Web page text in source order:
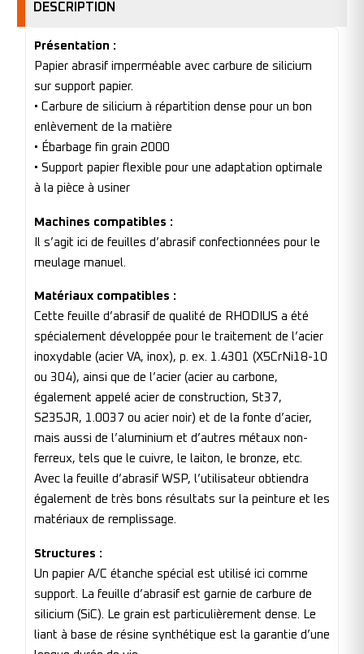
DESCRIPTION
Présentation :
Papier abrasif imperméable avec carbure de silicium
sur support papier.
• Carbure de silicium à répartition dense pour un bon
enlèvement de la matière
• Ébarbage fin grain 2000
• Support papier flexible pour une adaptation optimale
à la pièce à usiner
Machines compatibles :
Il s’agit ici de feuilles d’abrasif confectionnées pour le
meulage manuel.
Matériaux compatibles :
Cette feuille d’abrasif de qualité de RHODIUS a été
spécialement développée pour le traitement de l’acier
inoxydable (acier VA, inox), p. ex. 1.4301 (X5CrNi18-10
ou 304), ainsi que de l’acier (acier au carbone,
également appelé acier de construction, St37,
S235JR, 1.0037 ou acier noir) et de la fonte d’acier,
mais aussi de l’aluminium et d’autres métaux non-
ferreux, tels que le cuivre, le laiton, le bronze, etc.
Avec la feuille d’abrasif WSP, l’utilisateur obtiendra
également de très bons résultats sur la peinture et les
matériaux de remplissage.
Structures :
Un papier A/C étanche spécial est utilisé ici comme
support. La feuille d’abrasif est garnie de carbure de
silicium (SiC). Le grain est particulièrement dense. Le
liant à base de résine synthétique est la garantie d’une